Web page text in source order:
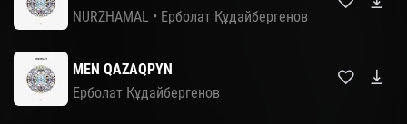
NURZHAMAL • Ерболат Құдайбергенов
MEN QAZAQPYN
Ерболат Құдайбергенов